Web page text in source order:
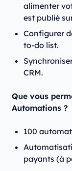
alimenter
est publié
Configurer
to-do list.
CRM.
Que vous
Automations ?
100
payants (à